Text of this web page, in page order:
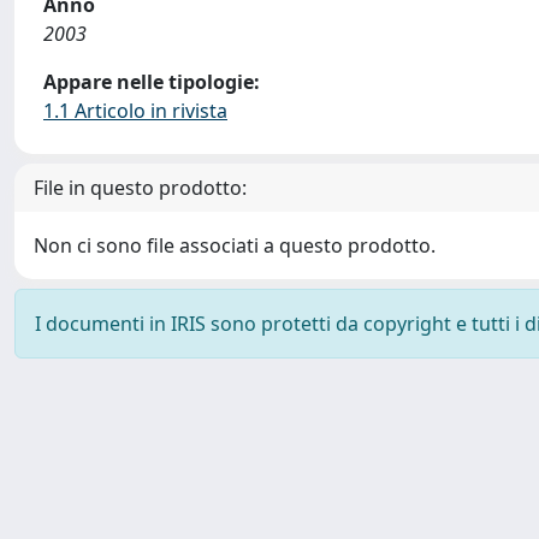
2003
Appare nelle tipologie:
1.1 Articolo in rivista
File in questo prodotto:
Non ci sono file associati a questo prodotto.
I documenti in IRIS sono protetti da copyright e tutti i